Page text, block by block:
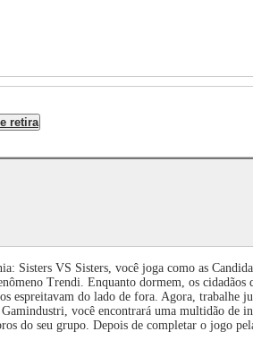
retira
Sisters VS Sisters, você joga como as
Trendi. Enquanto dormem, os
espreitavam do lado de fora. Agora,
você encontrará uma multidão de
do seu grupo. Depois de completar o jogo